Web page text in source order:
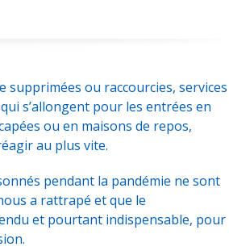
supprimées ou raccourcies, services
s’allongent pour les entrées en
ou en maisons de repos,
au plus vite.
pendant la pandémie ne sont
a rattrapé et que le
et pourtant indispensable, pour